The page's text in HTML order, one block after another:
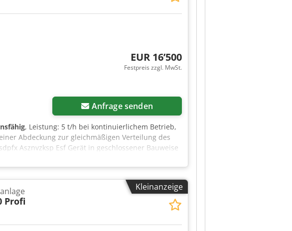
EUR 16’500
Festpreis zzgl. MwSt.
Anfrage senden
, Leistung: 5 t/h bei kontinuierlichem Betrieb,
Abdeckung zur gleichmäßigen Verteilung des
Asznvzksp Esf Gerät in geschlossener Bauweise
gespannt ist und aus Edelstahl 1.4301
für eine Trenngrenze von ca. 0,8–1,0 mm.
von feinen Fraktionen unterstützt und den
Leistung: 2 x 2,2 kW/1500 U/min. 5. Kleinanzeige
Profi